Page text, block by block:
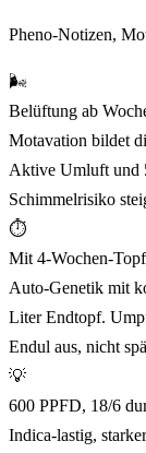
Pheno-Notizen,
🌬️
Belüftung ab
Motavation bildet
Aktive Umluft und
Schimmelrisiko
⏱️
Mit 4-Wochen-
Auto-Genetik mit
Liter Endtopf.
Endul aus, nicht
💡
600 PPFD, 18/6
Indica-lastig,